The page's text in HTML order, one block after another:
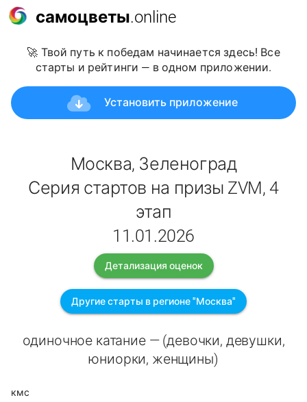
самоцветы.online
🚀 Твой путь к победам начинается здесь! Все
старты и рейтинги — в одном приложении.
Установить приложение
Москва, Зеленоград
Серия стартов на призы ZVM, 4
этап
11.01.2026
Детализация оценок
Другие старты в регионе "Москва"
одиночное катание — (девочки, девушки,
юниорки, женщины)
кмс